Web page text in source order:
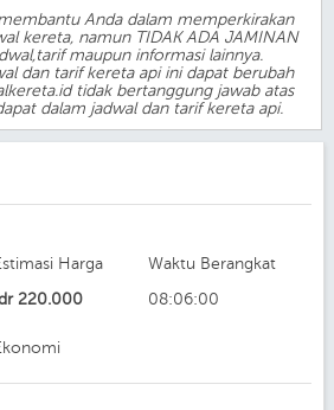
Anda dalam memperkirakan
kereta, namun TIDAK ADA JAMINAN
maupun informasi lainnya.
dan tarif kereta api ini dapat berubah
tidak bertanggung jawab atas
dalam jadwal dan tarif kereta api.
Harga
220.000
Waktu Berangkat
08:06:00